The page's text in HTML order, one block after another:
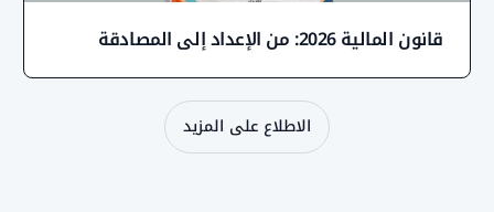
المالية 2026: من الإعداد إلى المصادقة
الاطلاع على المزيد